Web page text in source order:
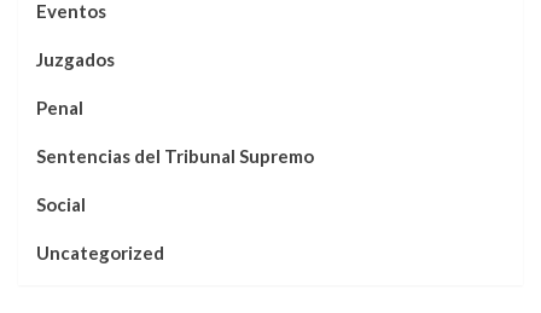
Eventos
Juzgados
Penal
Sentencias del Tribunal Supremo
Social
Uncategorized